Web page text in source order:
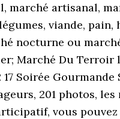
artisanal,
viande, pain,
nocturne ou
Marché Du Terroir
Soirée Gourmande
201 photos,
vous